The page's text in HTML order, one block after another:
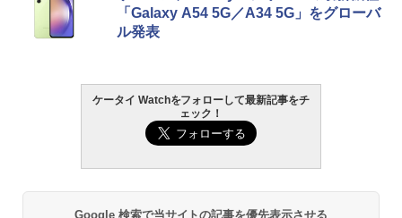
「Galaxy A54 5G／A34 5G」をグローバ
ル発表
ケータイ Watchをフォローして最新記事をチ
ェック！
Google 検索で当サイトの記事を優先表示させる